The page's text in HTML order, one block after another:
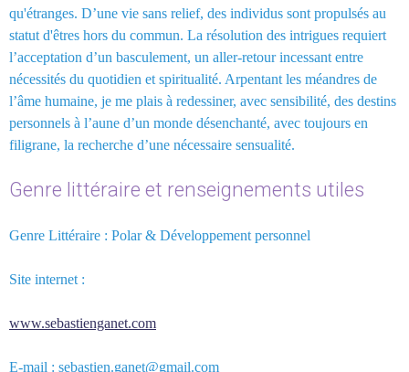
qu'étranges. D’une vie sans relief, des individus sont propulsés au
statut d'êtres hors du commun. La résolution des intrigues requiert
l’acceptation d’un basculement, un aller-retour incessant entre
nécessités du quotidien et spiritualité. Arpentant les méandres de
l’âme humaine, je me plais à redessiner, avec sensibilité, des destins
personnels à l’aune d’un monde désenchanté, avec toujours en
filigrane, la recherche d’une nécessaire sensualité.
Genre littéraire et renseignements utiles
Genre Littéraire : Polar & Développement personnel
Site internet :
www.sebastienganet.com
E-mail : sebastien.ganet@gmail.com